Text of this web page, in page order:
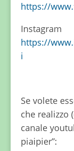
https://
Instagram
https://
i
Se volete
che realizzo
canale
piaipier”: